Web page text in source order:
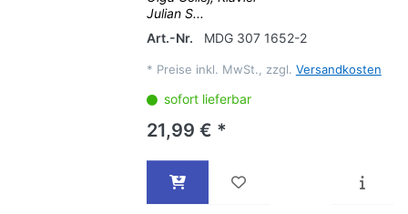
Julian S...
Art.-Nr.
MDG 307 1652-2
* Preise inkl. MwSt., zzgl. Versandkosten
sofort lieferbar
21,99 € *